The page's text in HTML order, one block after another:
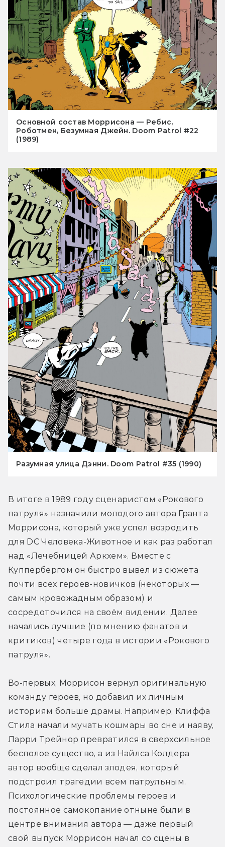
Основной состав Моррисона — Ребис,
Роботмен, Безумная Джейн. Doom Patrol #22
(1989)
Разумная улица Дэнни. Doom Patrol #35 (1990)
В итоге в 1989 году сценаристом «Рокового
патруля» назначили молодого автора Гранта
Моррисона, который уже успел возродить
для DC Человека-Животное и как раз работал
над «Лечебницей Аркхем». Вместе с
Куппербергом он быстро вывел из сюжета
почти всех героев-новичков (некоторых —
самым кровожадным образом) и
сосредоточился на своём видении. Далее
начались лучшие (по мнению фанатов и
критиков) четыре года в истории «Рокового
патруля».
Во-первых, Моррисон вернул оригинальную
команду героев, но добавил их личным
историям больше драмы. Например, Клиффа
Стила начали мучать кошмары во сне и наяву,
Ларри Трейнор превратился в сверхсильное
бесполое существо, а из Найлса Колдера
автор вообще сделал злодея, который
подстроил трагедии всем патрульным.
Психологические проблемы героев и
постоянное самокопание отныне были в
центре внимания автора — даже первый
свой выпуск Моррисон начал со сцены в